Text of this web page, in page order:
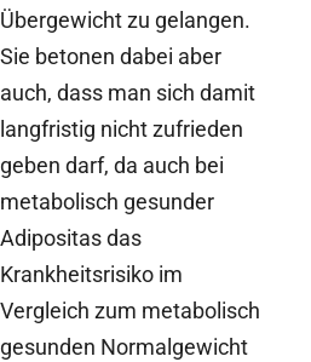
Übergewicht zu gelangen.
Sie betonen dabei aber
auch, dass man sich damit
langfristig nicht zufrieden
geben darf, da auch bei
metabolisch gesunder
Adipositas das
Krankheitsrisiko im
Vergleich zum metabolisch
gesunden Normalgewicht